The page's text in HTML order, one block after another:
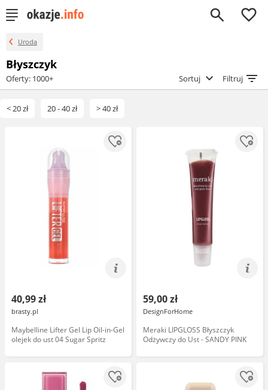
0
Uroda
Błyszczyk
Oferty: 1000+ Sortuj Filtruj
< 20 zł 20 - 40 zł > 40 zł
40,99 zł
brasty.pl
Maybelline Lifter Gel Lip Oil-in-Gel
olejek do ust 04 Sugar Spritz
59,00 zł
DesignForHome
Meraki LIPGLOSS Błyszczyk
Odżywczy do Ust - SANDY PINK